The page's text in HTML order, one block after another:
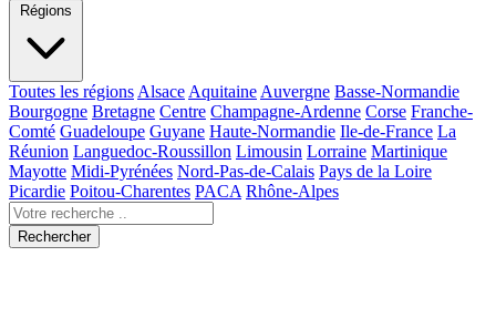
Régions
Toutes les régions Alsace Aquitaine Auvergne Basse-Normandie
Bourgogne Bretagne Centre Champagne-Ardenne Corse Franche-
Comté Guadeloupe Guyane Haute-Normandie Ile-de-France La
Réunion Languedoc-Roussillon Limousin Lorraine Martinique
Mayotte Midi-Pyrénées Nord-Pas-de-Calais Pays de la Loire
Picardie Poitou-Charentes PACA Rhône-Alpes
Rechercher